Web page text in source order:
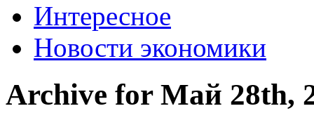
Интересное
Новости экономики
Archive for Май 28th,